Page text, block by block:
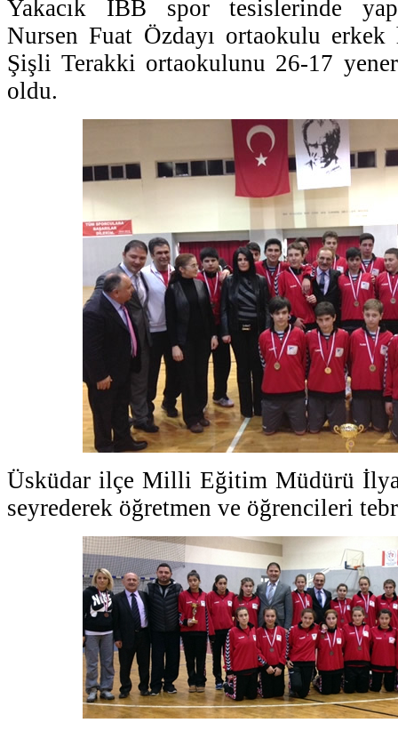
Yakacık İBB spor tesislerinde
Nursen Fuat Özdayı ortaokulu erkek
Şişli Terakki ortaokulunu 26-17
oldu.
Üsküdar ilçe Milli Eğitim Müdürü
seyrederek öğretmen ve öğrencileri